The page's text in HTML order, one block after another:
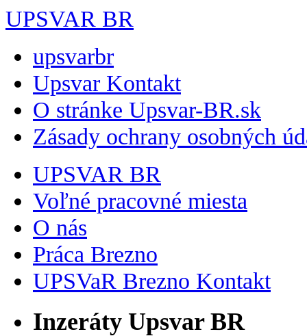
UPSVAR BR
upsvarbr
Upsvar Kontakt
O stránke Upsvar-BR.sk
Zásady ochrany osobných
UPSVAR BR
Voľné pracovné miesta
O nás
Práca Brezno
UPSVaR Brezno Kontakt
Inzeráty Upsvar BR